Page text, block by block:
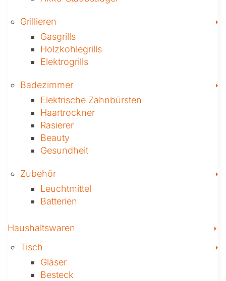
Grillieren
Gasgrills
Holzkohlegrills
Elektrogrills
Badezimmer
Elektrische Zahnbürsten
Haartrockner
Rasierer
Beauty
Gesundheit
Zubehör
Leuchtmittel
Batterien
Haushaltswaren
Tisch
Gläser
Besteck